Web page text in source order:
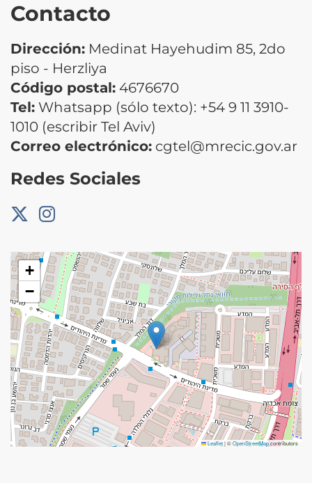
Contacto
Dirección: Medinat Hayehudim 85, 2do
piso - Herzliya
Código postal: 4676670
Tel: Whatsapp (sólo texto): +54 9 11 3910-
1010 (escribir Tel Aviv)
Correo electrónico: cgtel@mrecic.gov.ar
Redes Sociales
+
−
Leaflet|©OpenStreetMapcontributors